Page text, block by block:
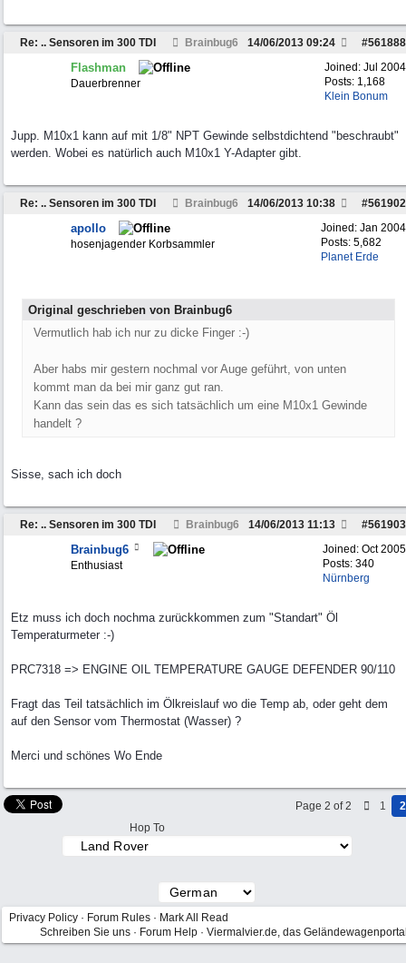
Re: .. Sensoren im 300 TDI Brainbug6 #561888
14/06/2013 09:24
Joined: Jul 2004
Posts: 1,168
Klein Bonum
Flashman
Dauerbrenner
Jupp. M10x1 kann auf mit 1/8" NPT Gewinde selbstdichtend "beschraubt"
werden. Wobei es natürlich auch M10x1 Y-Adapter gibt.
Re: .. Sensoren im 300 TDI Brainbug6 #561902
14/06/2013 10:38
Joined: Jan 2004
Posts: 5,682
Planet Erde
apollo
hosenjagender Korbsammler
Original geschrieben von Brainbug6
Vermutlich hab ich nur zu dicke Finger :-)
Aber habs mir gestern nochmal vor Auge geführt, von unten
kommt man da bei mir ganz gut ran.
Kann das sein das es sich tatsächlich um eine M10x1 Gewinde
handelt ?
Sisse, sach ich doch
Re: .. Sensoren im 300 TDI Brainbug6 #561903
14/06/2013 11:13
Joined: Oct 2005
Posts: 340
Nürnberg
Brainbug6
Enthusiast
Etz muss ich doch nochma zurückkommen zum "Standart" Öl
Temperaturmeter :-)
PRC7318 => ENGINE OIL TEMPERATURE GAUGE DEFENDER 90/110
Fragt das Teil tatsächlich im Ölkreislauf wo die Temp ab, oder geht dem
auf den Sensor vom Thermostat (Wasser) ?
Merci und schönes Wo Ende
Page 2 of 2 1
2
Hop To
Privacy Policy · Forum Rules · Mark All Read
Schreiben Sie uns · Forum Help · Viermalvier.de, das